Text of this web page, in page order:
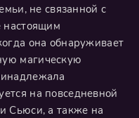
не связанной с
настоящим
она обнаруживает
магическую
на повседневной
Сьюси, а также на